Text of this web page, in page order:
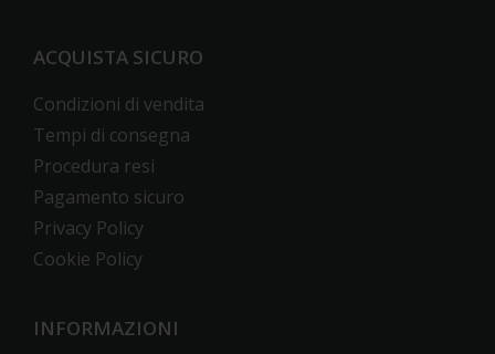
ACQUISTA SICURO
Condizioni di vendita
Tempi di consegna
Procedura resi
Pagamento sicuro
Privacy Policy
Cookie Policy
INFORMAZIONI